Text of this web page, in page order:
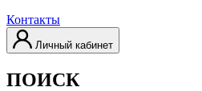
Контакты
Личный кабинет
ПОИСК